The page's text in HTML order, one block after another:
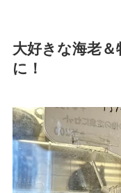
大好きな海老
に！